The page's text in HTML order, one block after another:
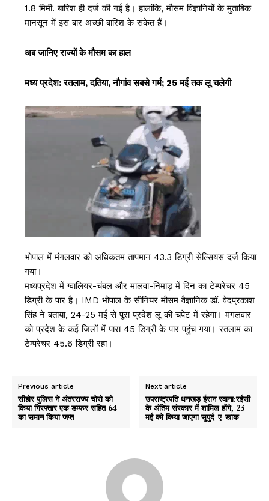
1.8 मिमी. बारिश ही दर्ज की गई है। हालांकि, मौसम विज्ञानियों के मुताबिक
मानसून में इस बार अच्छी बारिश के संकेत हैं।
अब जानिए राज्यों के मौसम का हाल
मध्य प्रदेश: रतलाम, दतिया, नौगांव सबसे गर्म; 25 मई तक लू चलेगी
भोपाल में मंगलवार को अधिकतम तापमान 43.3 डिग्री सेल्सियस दर्ज किया
गया।
मध्यप्रदेश में ग्वालियर-चंबल और मालवा-निमाड़ में दिन का टेम्परेचर 45
डिग्री के पार है। IMD भोपाल के सीनियर मौसम वैज्ञानिक डॉ. वेदप्रकाश
सिंह ने बताया, 24-25 मई से पूरा प्रदेश लू की चपेट में रहेगा। मंगलवार
को प्रदेश के कई जिलों में पारा 45 डिग्री के पार पहुंच गया। रतलाम का
टेम्परेचर 45.6 डिग्री रहा।
Previous article
सीहोर पुलिस ने अंतरराज्य चोरो को
किया गिरफ्तार एक डम्फर सहित 64
का समान किया जप्त
Next article
उपराष्ट्रपति धनखड़ ईरान रवाना:रईसी
के अंतिम संस्कार में शामिल होंगे, 23
मई को किया जाएगा सुपुर्द-ए-खाक